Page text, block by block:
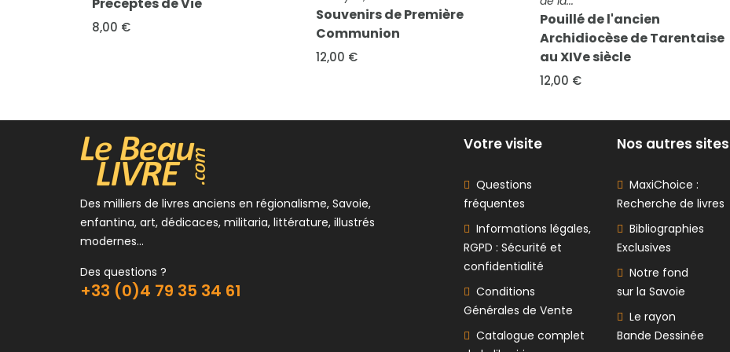
Souvenirs de Première
Communion
Pouillé de l'ancien
Archidiocèse de Tarentaise
au XIVe siècle
Kama Soutra. Le livre
d'amour de l'orient. Règles de
l'amour des Brahmanes
5,00 €
Des milliers de livres anciens en régionalisme, Savoie,
enfantina, art, dédicaces, militaria, littérature, illustrés
modernes...
Des questions ?
+33 (0)4 79 35 34 61
Votre visite
Questions
fréquentes
Informations légales,
RGPD : Sécurité et
confidentialité
Conditions
Générales de Vente
Catalogue complet
Nos autres sites
MaxiChoice :
Recherche de livres
Bibliographies
Exclusives
Notre fond
sur la Savoie
Le rayon
Bande Dessinée